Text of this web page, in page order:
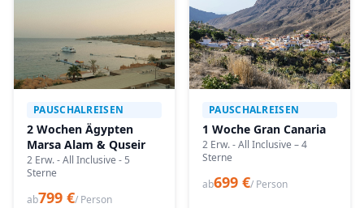
PAUSCHALREISEN
2 Wochen Ägypten
Marsa Alam & Quseir
2 Erw. - All Inclusive - 5
Sterne
ab799 €/ Person
PAUSCHALREISEN
1 Woche Gran Canaria
2 Erw. - All Inclusive – 4
Sterne
ab699 €/ Person